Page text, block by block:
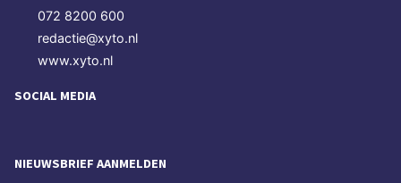
072 8200 600
redactie@xyto.nl
www.xyto.nl
SOCIAL MEDIA
NIEUWSBRIEF AANMELDEN